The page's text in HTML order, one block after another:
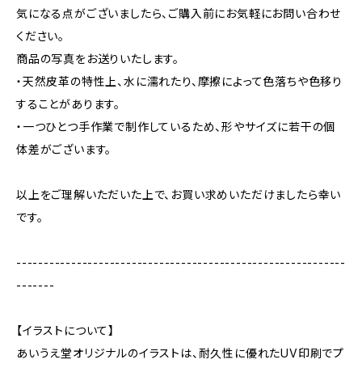
気になる点がございましたら、ご購入前にお気軽にお問い合わせ
ください。
商品の写真をお送りいたします。
・天然皮革の特性上、水に濡れたり、摩擦によって色落ちや色移り
することがあります。
・一つひとつ手作業で制作しているため、形やサイズに若干の個
体差がございます。
以上をご理解いただいた上で、お買い求めいただけましたら幸い
です。
------------------------------------------------------------
-------
【イラストについて】
あいうえ堂オリジナルのイラストは、耐久性に優れたUV印刷でプ